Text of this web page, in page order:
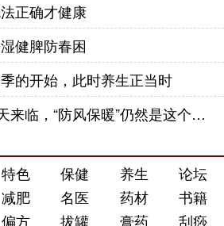
正确才健康
健脾防春困
的开始，此时养生正当时
“立春”并非真正的春天来临，“防风保暖”仍然是这个时节养生的重点
特色 保健 养生
论坛
减肥 名医 药材
书籍
偏方 拔罐 膏药 刮痧